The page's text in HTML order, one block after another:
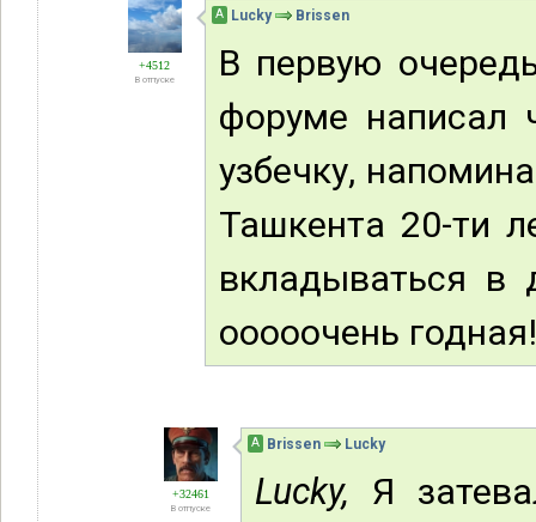
+4512
В отпуске
А Lucky Brissen
В первую
форуме написал
узбечку,
Ташкента 20-ти
вкладываться в
ооооочень
+32461
В отпуске
А Brissen Lucky
Lucky, Я